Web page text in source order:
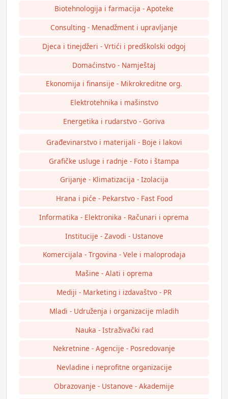
Biotehnologija i farmacija - Apoteke
Consulting - Menadžment i upravljanje
Djeca i tinejdžeri - Vrtići i predškolski odgoj
Domaćinstvo - Namještaj
Ekonomija i finansije - Mikrokreditne org.
Elektrotehnika i mašinstvo
Energetika i rudarstvo - Goriva
Građevinarstvo i materijali - Boje i lakovi
Grafičke usluge i radnje - Foto i štampa
Grijanje - Klimatizacija - Izolacija
Hrana i piće - Pekarstvo - Fast Food
Informatika - Elektronika - Računari i oprema
Institucije - Zavodi - Ustanove
Komercijala - Trgovina - Vele i maloprodaja
Mašine - Alati i oprema
Mediji - Marketing i izdavaštvo - PR
Mladi - Udruženja i organizacije mladih
Nauka - Istraživački rad
Nekretnine - Agencije - Posredovanje
Nevladine i neprofitne organizacije
Obrazovanje - Ustanove - Akademije